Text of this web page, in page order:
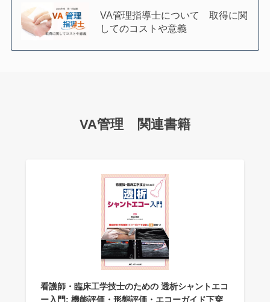
VA管理指導士について 取得に関
してのコストや意義
VA管理 関連書籍
看護師・臨床工学技士のための 透析シャントエコ
ー入門: 機能評価・形態評価・エコーガイド下穿